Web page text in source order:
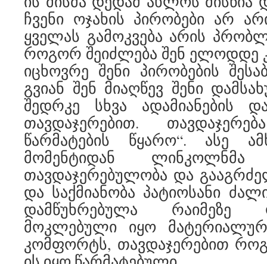
ჩვენი ოჯახის პირობები არ
ყველას გამოკვება არის
როგორ შეიძლება შენ ელოდდე
იცხოვრე შენი პირობების
გვიან შენ მიაღწევ შენი
შედრკე სხვა ადამიანების
თავდაჯერებით.
წარმატების წყარო“. ასე
მომენტიდან
თავდაჯერებულობა და
და საქმიანობა პატიოსანი
დამწუხრებულა რაიმეზე
მოკლებული იყო
კომფორტს, თავდაჯერებით